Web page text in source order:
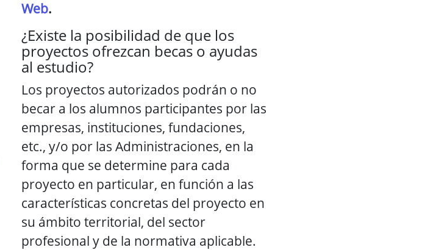
Web.
¿Existe la posibilidad de que los
proyectos ofrezcan becas o ayudas
al estudio?
Los proyectos autorizados podrán o no
becar a los alumnos participantes por las
empresas, instituciones, fundaciones,
etc., y/o por las Administraciones, en la
forma que se determine para cada
proyecto en particular, en función a las
características concretas del proyecto en
su ámbito territorial, del sector
profesional y de la normativa aplicable.